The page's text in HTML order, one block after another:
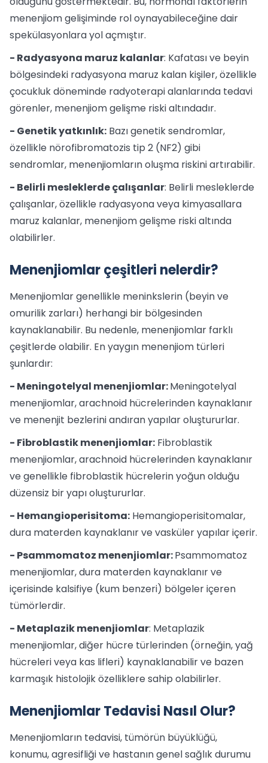
menenjiom gelişiminde rol oynayabileceğine dair
spekülasyonlara yol açmıştır.
- Radyasyona maruz kalanlar: Kafatası ve beyin
bölgesindeki radyasyona maruz kalan kişiler, özellikle
çocukluk döneminde radyoterapi alanlarında tedavi
görenler, menenjiom gelişme riski altındadır.
- Genetik yatkınlık: Bazı genetik sendromlar,
özellikle nörofibromatozis tip 2 (NF2) gibi
sendromlar, menenjiomların oluşma riskini artırabilir.
- Belirli mesleklerde çalışanlar: Belirli mesleklerde
çalışanlar, özellikle radyasyona veya kimyasallara
maruz kalanlar, menenjiom gelişme riski altında
olabilirler.
Menenjiomlar çeşitleri nelerdir?
Menenjiomlar genellikle meninkslerin (beyin ve
omurilik zarları) herhangi bir bölgesinden
kaynaklanabilir. Bu nedenle, menenjiomlar farklı
çeşitlerde olabilir. En yaygın menenjiom türleri
şunlardır:
- Meningotelyal menenjiomlar:Meningotelyal
menenjiomlar, arachnoid hücrelerinden kaynaklanır
ve menenjit bezlerini andıran yapılar oluştururlar.
- Fibroblastik menenjiomlar: Fibroblastik
menenjiomlar, arachnoid hücrelerinden kaynaklanır
ve genellikle fibroblastik hücrelerin yoğun olduğu
düzensiz bir yapı oluştururlar.
- Hemangioperisitoma: Hemangioperisitomalar,
dura materden kaynaklanır ve vasküler yapılar içerir.
- Psammomatoz menenjiomlar:Psammomatoz
menenjiomlar, dura materden kaynaklanır ve
içerisinde kalsifiye (kum benzeri) bölgeler içeren
tümörlerdir.
- Metaplazik menenjiomlar: Metaplazik
menenjiomlar, diğer hücre türlerinden (örneğin, yağ
hücreleri veya kas lifleri) kaynaklanabilir ve bazen
karmaşık histolojik özelliklere sahip olabilirler.
Menenjiomlar Tedavisi Nasıl Olur?
Menenjiomların tedavisi, tümörün büyüklüğü,
konumu, agresifliği ve hastanın genel sağlık durumu